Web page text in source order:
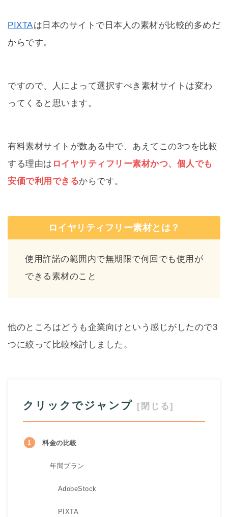
PIXTAは日本のサイトで日本人の素材が比較的多めだ
からです。
ですので、人によって選択すべき素材サイトは変わ
ってくると思います。
有料素材サイトが数ある中で、あえてこの3つを比較
する理由は ロイヤリティフリー素材かつ、個人でも
安価で利用できるからです。
ロイヤリティフリー素材とは？
使用許諾の範囲内で無期限で何回でも使用が
できる素材のこと
他のところはどうも企業向けという感じがしたので3
つに絞って比較検討しました。
クリックでジャンプ
料金の比較
年間プラン
AdobeStock
PIXTA